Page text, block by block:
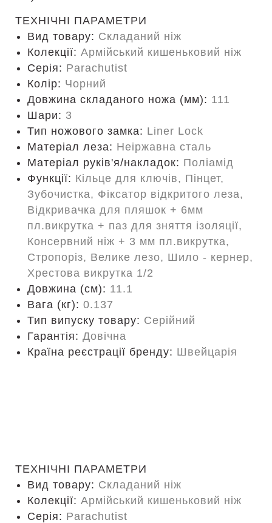
ТЕХНІЧНІ ПАРАМЕТРИ
Вид товару: Складаний ніж
Колекції: Армійський кишеньковий ніж
Серія: Parachutist
Колір: Чорний
Довжина складаного ножа (мм): 111
Шари: 3
Тип ножового замка: Liner Lock
Матеріал леза: Неіржавна сталь
Матеріал руків'я/накладок: Поліамід
Функції: Кільце для ключів, Пінцет,
Зубочистка, Фіксатор відкритого леза,
Відкривачка для пляшок + 6мм
пл.викрутка + паз для зняття ізоляції,
Консервний ніж + 3 мм пл.викрутка,
Стропоріз, Велике лезо, Шило - кернер,
Хрестова викрутка 1/2
Довжина (cм): 11.1
Вага (кг): 0.137
Тип випуску товару: Серійний
Гарантія: Довічна
Країна реєстрації бренду: Швейцарія
ТЕХНІЧНІ ПАРАМЕТРИ
Вид товару: Складаний ніж
Колекції: Армійський кишеньковий ніж
Серія: Parachutist